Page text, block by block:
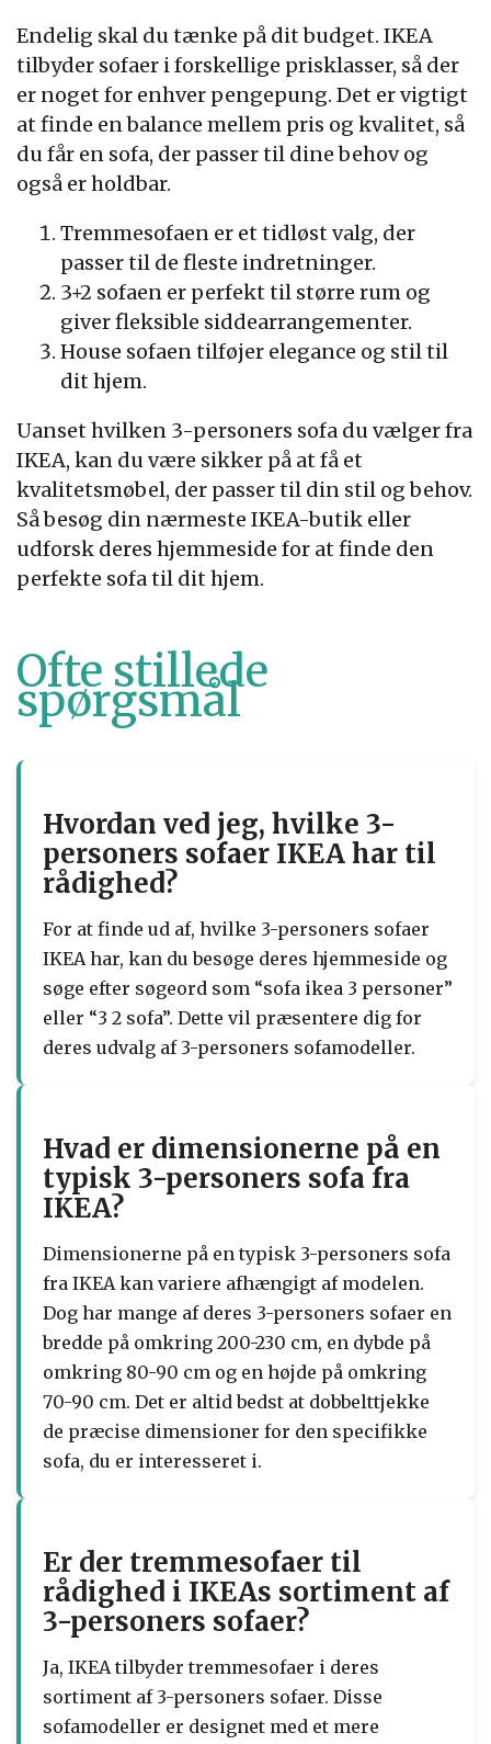
Endelig skal du tænke på dit budget. IKEA
tilbyder sofaer i forskellige prisklasser, så der
er noget for enhver pengepung. Det er vigtigt
at finde en balance mellem pris og kvalitet, så
du får en sofa, der passer til dine behov og
også er holdbar.
Tremmesofaen er et tidløst valg, der
passer til de fleste indretninger.
3+2 sofaen er perfekt til større rum og
giver fleksible siddearrangementer.
House sofaen tilføjer elegance og stil til
dit hjem.
Uanset hvilken 3-personers sofa du vælger fra
IKEA, kan du være sikker på at få et
kvalitetsmøbel, der passer til din stil og behov.
Så besøg din nærmeste IKEA-butik eller
udforsk deres hjemmeside for at finde den
perfekte sofa til dit hjem.
Ofte stillede
spørgsmål
Hvordan ved jeg, hvilke 3-
personers sofaer IKEA har til
rådighed?
For at finde ud af, hvilke 3-personers sofaer
IKEA har, kan du besøge deres hjemmeside og
søge efter søgeord som “sofa ikea 3 personer”
eller “3 2 sofa”. Dette vil præsentere dig for
deres udvalg af 3-personers sofamodeller.
Hvad er dimensionerne på en
typisk 3-personers sofa fra
IKEA?
Dimensionerne på en typisk 3-personers sofa
fra IKEA kan variere afhængigt af modelen.
Dog har mange af deres 3-personers sofaer en
bredde på omkring 200-230 cm, en dybde på
omkring 80-90 cm og en højde på omkring
70-90 cm. Det er altid bedst at dobbelttjekke
de præcise dimensioner for den specifikke
sofa, du er interesseret i.
Er der tremmesofaer til
rådighed i IKEAs sortiment af
3-personers sofaer?
Ja, IKEA tilbyder tremmesofaer i deres
sortiment af 3-personers sofaer. Disse
sofamodeller er designet med et mere